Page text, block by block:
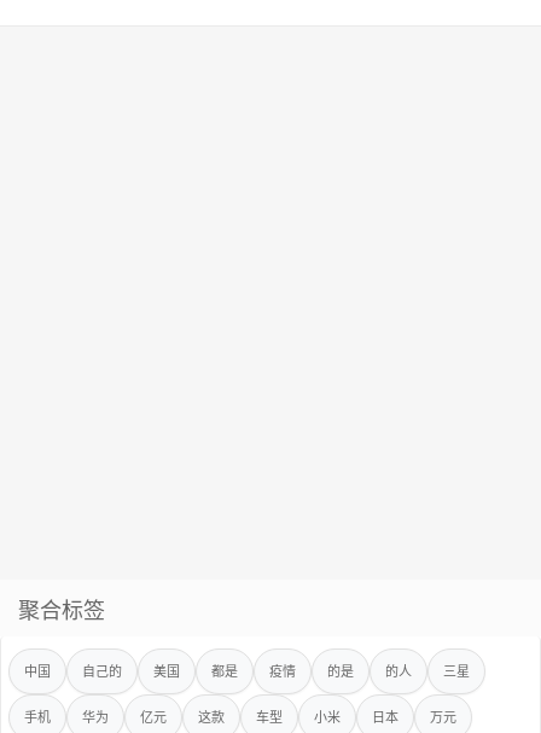
聚合标签
中国 自己的 美国 都是 疫情 的是 的人 三星
手机 华为 亿元 这款 车型 小米 日本 万元